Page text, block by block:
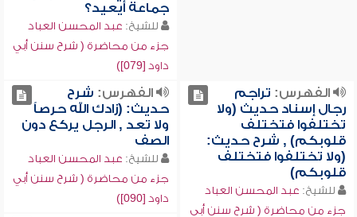
جماعة أيعيد؟
للشيخ: عبد المحسن العباد
جزء من محاضرة ( شرح سنن أبي
داود [079])
الفهرس: تراجم
رجال إسناد حديث (ولا
تختلفوا فتختلف
قلوبكم) , شرح حديث:
(ولا تختلفوا فتختلف
قلوبكم)
للشيخ: عبد المحسن العباد
جزء من محاضرة ( شرح سنن أبي
الفهرس: شرح
حديث: (زادك الله حرصاً
ولا تعد , الرجل يركع دون
الصف
للشيخ: عبد المحسن العباد
جزء من محاضرة ( شرح سنن أبي
داود [090])